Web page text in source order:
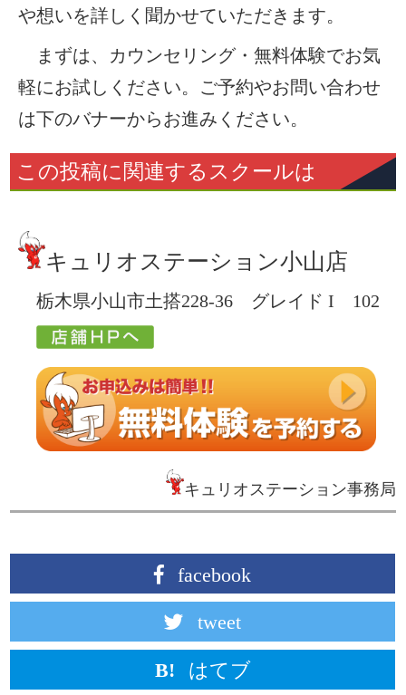
や想いを詳しく聞かせていただきます。
まずは、カウンセリング・無料体験でお気
軽にお試しください。ご予約やお問い合わせ
は下のバナーからお進みください。
この投稿に関連するスクールは
キュリオステーション小山店
栃木県小山市土搭228-36 グレイド I 102
キュリオステーション事務局
facebook
tweet
はてブ